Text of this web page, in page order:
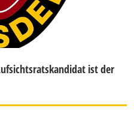
ist der